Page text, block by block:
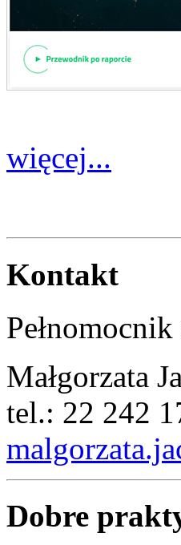
więcej...
Kontakt
Małgorzata
tel.: 22 242
Dobre